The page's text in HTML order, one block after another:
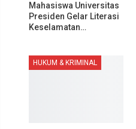
Mahasiswa Universitas
Presiden Gelar Literasi
Keselamatan…
HUKUM & KRIMINAL